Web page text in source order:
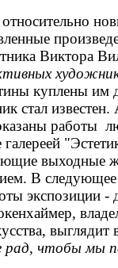
Виктора
куплены им
стал известен.
работы
выходные
В следующее
экспозиции -
рад, чтобы мы